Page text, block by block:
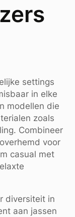
settings
in elke
modellen die
zoals
Combineer
voor
casual met
diversiteit in
aan jassen